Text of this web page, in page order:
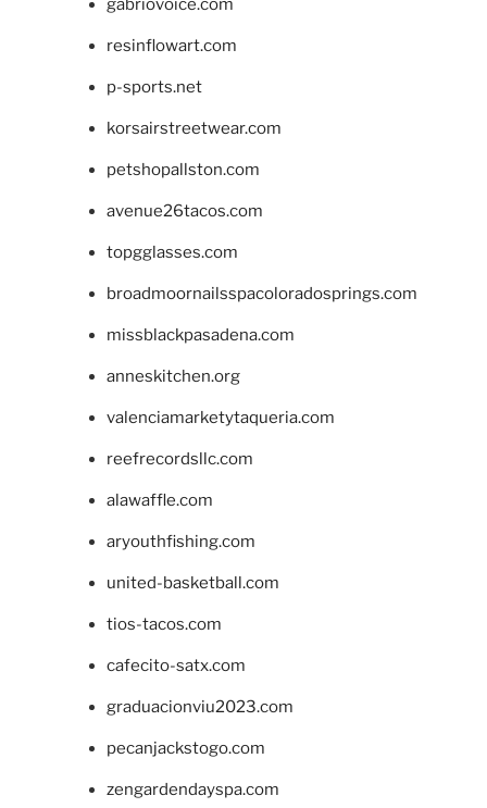
gabriovoice.com
resinflowart.com
p-sports.net
korsairstreetwear.com
petshopallston.com
avenue26tacos.com
topgglasses.com
broadmoornailsspacoloradosprings.com
missblackpasadena.com
anneskitchen.org
valenciamarketytaqueria.com
reefrecordsllc.com
alawaffle.com
aryouthfishing.com
united-basketball.com
tios-tacos.com
cafecito-satx.com
graduacionviu2023.com
pecanjackstogo.com
zengardendayspa.com